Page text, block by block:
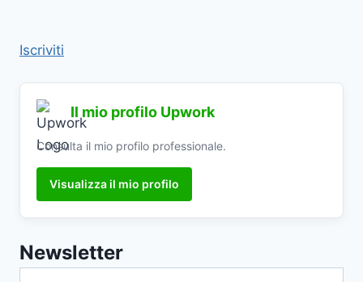
Iscriviti
Il mio profilo Upwork
Consulta il mio profilo professionale.
Visualizza il mio profilo
Newsletter
Digita la tua e-mail...